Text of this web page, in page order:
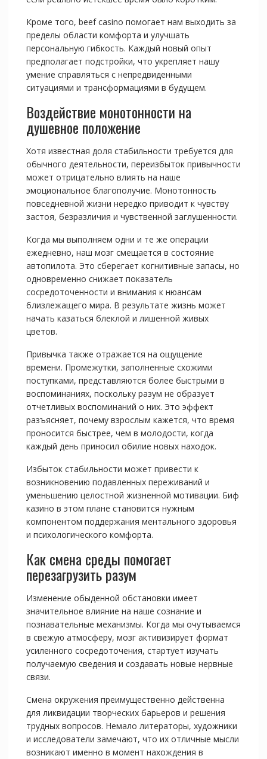
Кроме того, beef casino помогает нам выходить за
пределы области комфорта и улучшать
персональную гибкость. Каждый новый опыт
предполагает подстройки, что укрепляет нашу
умение справляться с непредвиденными
ситуациями и трансформациями в будущем.
Воздействие монотонности на
душевное положение
Хотя известная доля стабильности требуется для
обычного деятельности, переизбыток привычности
может отрицательно влиять на наше
эмоциональное благополучие. Монотонность
повседневной жизни нередко приводит к чувству
застоя, безразличия и чувственной заглушенности.
Когда мы выполняем одни и те же операции
ежедневно, наш мозг смещается в состояние
автопилота. Это сберегает когнитивные запасы, но
одновременно снижает показатель
сосредоточенности и внимания к нюансам
близлежащего мира. В результате жизнь может
начать казаться блеклой и лишенной живых
цветов.
Привычка также отражается на ощущение
времени. Промежутки, заполненные схожими
поступками, представляются более быстрыми в
воспоминаниях, поскольку разум не образует
отчетливых воспоминаний о них. Это эффект
разъясняет, почему взрослым кажется, что время
проносится быстрее, чем в молодости, когда
каждый день приносил обилие новых находок.
Избыток стабильности может привести к
возникновению подавленных переживаний и
уменьшению целостной жизненной мотивации. Биф
казино в этом плане становится нужным
компонентом поддержания ментального здоровья
и психологического комфорта.
Как смена среды помогает
перезагрузить разум
Изменение обыденной обстановки имеет
значительное влияние на наше сознание и
познавательные механизмы. Когда мы очутываемся
в свежую атмосферу, мозг активизирует формат
усиленного сосредоточения, стартует изучать
получаемую сведения и создавать новые нервные
связи.
Смена окружения преимущественно действенна
для ликвидации творческих барьеров и решения
трудных вопросов. Немало литераторы, художники
и исследователи замечают, что их отличные мысли
возникают именно в момент нахождения в